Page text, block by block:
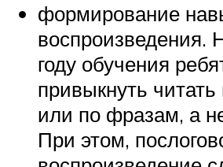
формирование
воспроизведения.
году обучения
привыкнуть
или по фразам, а
При этом,